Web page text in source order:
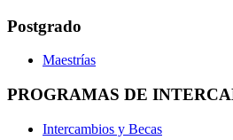
Postgrado
Maestrías
PROGRAMAS DE
Intercambios y Becas